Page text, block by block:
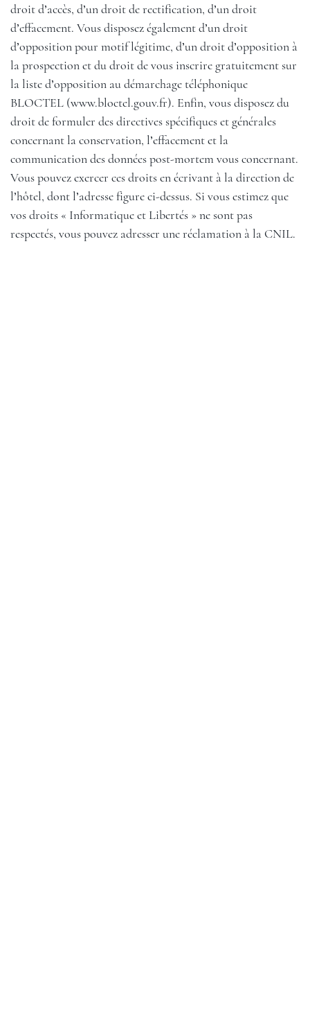
droit d’accès, d’un droit de rectification, d’un droit
d’effacement. Vous disposez également d’un droit
d’opposition pour motif légitime, d’un droit d’opposition à
la prospection et du droit de vous inscrire gratuitement sur
la liste d’opposition au démarchage téléphonique
BLOCTEL (www.bloctel.gouv.fr). Enfin, vous disposez du
droit de formuler des directives spécifiques et générales
concernant la conservation, l’effacement et la
communication des données post-mortem vous concernant.
Vous pouvez exercer ces droits en écrivant à la direction de
l’hôtel, dont l’adresse figure ci-dessus. Si vous estimez que
vos droits « Informatique et Libertés » ne sont pas
respectés, vous pouvez adresser une réclamation à la CNIL.